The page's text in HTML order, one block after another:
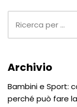
Archivio
Bambini e Sport:
perché può fare